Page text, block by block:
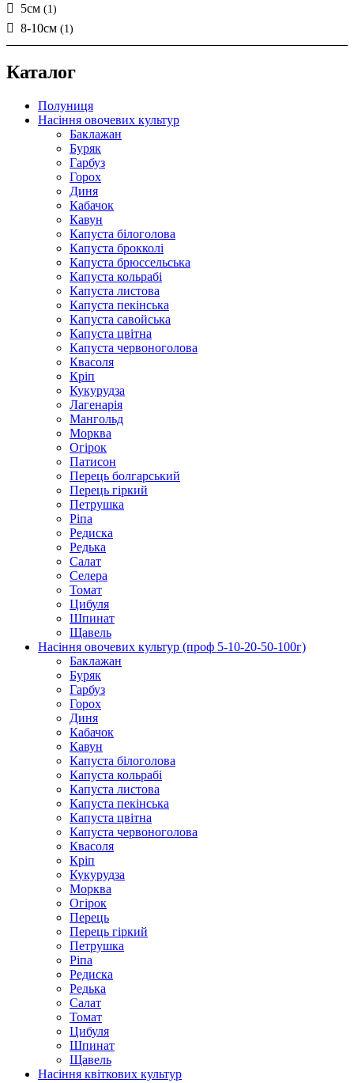
5см (1)
8-10см (1)
Каталог
Полуниця
Насіння овочевих культур
Баклажан
Буряк
Гарбуз
Горох
Диня
Кабачок
Кавун
Капуста білоголова
Капуста брокколі
Капуста брюссельська
Капуста кольрабі
Капуста листова
Капуста пекінська
Капуста савойська
Капуста цвітна
Капуста червоноголова
Квасоля
Кріп
Кукурудза
Лагенарія
Мангольд
Морква
Огірок
Патисон
Перець болгарський
Перець гіркий
Петрушка
Ріпа
Редиска
Редька
Салат
Селера
Томат
Цибуля
Шпинат
Щавель
Насіння овочевих культур (проф 5-10-20-50-100г)
Баклажан
Буряк
Гарбуз
Горох
Диня
Кабачок
Кавун
Капуста білоголова
Капуста кольрабі
Капуста листова
Капуста пекінська
Капуста цвітна
Капуста червоноголова
Квасоля
Кріп
Кукурудза
Морква
Огірок
Перець
Перець гіркий
Петрушка
Ріпа
Редиска
Редька
Салат
Томат
Цибуля
Шпинат
Щавель
Насіння квіткових культур